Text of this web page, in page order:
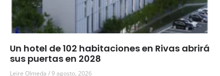
Un hotel de 102 habitaciones en Rivas abrirá
sus puertas en 2028
Leire Olmeda 9 agosto, 2026